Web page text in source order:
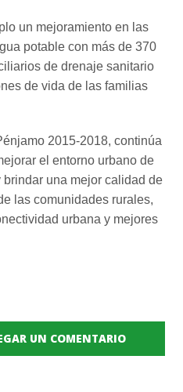
un mejoramiento en las
potable con más de 370
de drenaje sanitario
de vida de las familias
2015-2018, continúa
el entorno urbano de
una mejor calidad de
las comunidades rurales,
urbana y mejores
UN COMENTARIO